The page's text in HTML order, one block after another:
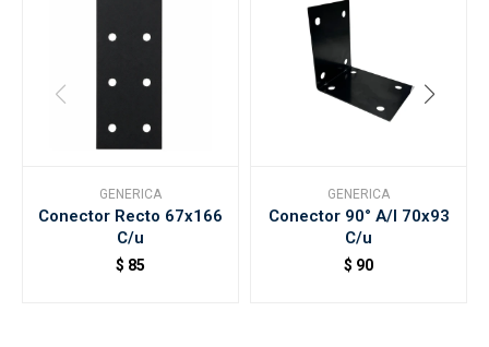
GENERICA
Conector Recto 67x166
C/u
$ 85
GENERICA
Conector 90° A/l 70x93
C/u
$ 90